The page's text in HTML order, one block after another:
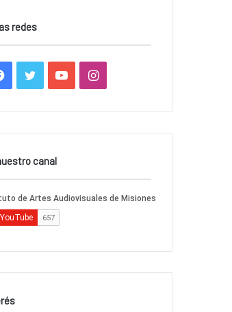
redes
Facebook
TwitterYouTubeInstagram
canal